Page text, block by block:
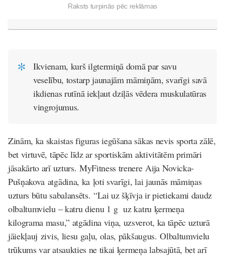
Raksts turpinās pēc reklāmas
Ikvienam, kurš ilgtermiņā domā par savu
veselību, tostarp jaunajām māmiņām, svarīgi savā
ikdienas rutīnā iekļaut dziļās vēdera muskulatūras
vingrojumus.
Zinām, ka skaistas figuras iegūšana sākas nevis sporta zālē,
bet virtuvē, tāpēc līdz ar sportiskām aktivitātēm primāri
jāsakārto arī uzturs. MyFitness trenere Aija Novicka-
Pušņakova atgādina, ka ļoti svarīgi, lai jaunās māmiņas
uzturs būtu sabalansēts. “Lai uz šķīvja ir pietiekami daudz
olbaltumvielu – katru dienu 1 g uz katru ķermeņa
kilograma masu,” atgādina viņa, uzsverot, ka tāpēc uzturā
jāiekļauj zivis, liesu gaļu, olas, pākšaugus. Olbaltumvielu
trūkums var atsaukties ne tikai ķermeņa labsajūtā, bet arī